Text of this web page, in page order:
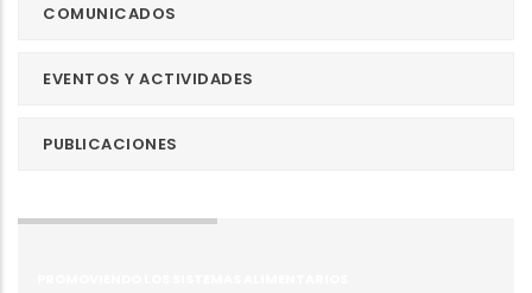
COMUNICADOS
EVENTOS Y ACTIVIDADES
PUBLICACIONES